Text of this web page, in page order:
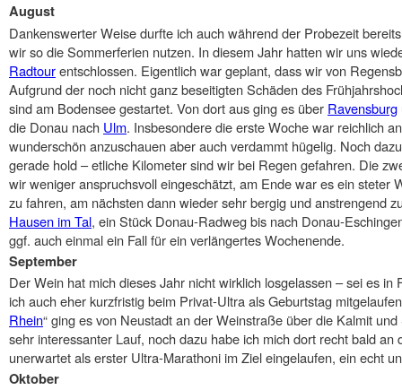
August
Dankenswerter Weise durfte ich auch während der Probezeit
wir so die Sommerferien nutzen. In diesem Jahr hatten wir uns
Radtourentschlossen. Eigentlich war geplant, dass wir von
Aufgrund der noch nicht ganz beseitigten Schäden des
sind am Bodensee gestartet. Von dort aus ging es über Ravensburg
die Donau nach Ulm. Insbesondere die erste Woche war reichlich
wunderschön anzuschauen aber auch verdammt hügelig. Noch
gerade hold – etliche Kilometer sind wir bei Regen gefahren. Die
wir weniger anspruchsvoll eingeschätzt, am Ende war es ein steter
zu fahren, am nächsten dann wieder sehr bergig und anstrengend
Hausen im Tal, ein Stück Donau-Radweg bis nach Donau-
ggf. auch einmal ein Fall für ein verlängertes Wochenende.
September
Der Wein hat mich dieses Jahr nicht wirklich losgelassen – sei es
ich auch eher kurzfristig beim Privat-Ultra als Geburtstag
Rhein“ ging es von Neustadt an der Weinstraße über die Kalmit
sehr interessanter Lauf, noch dazu habe ich mich dort recht bald an
unerwartet als erster Ultra-Marathoni im Ziel eingelaufen, ein echt
Oktober